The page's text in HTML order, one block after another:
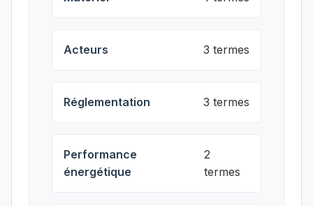
Acteurs 3 termes
Réglementation 3 termes
Performance
énergétique
2
termes